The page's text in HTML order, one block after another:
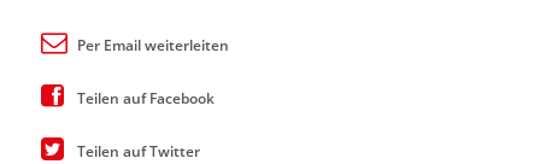
Per Email weiterleiten
Teilen auf Facebook
Teilen auf Twitter